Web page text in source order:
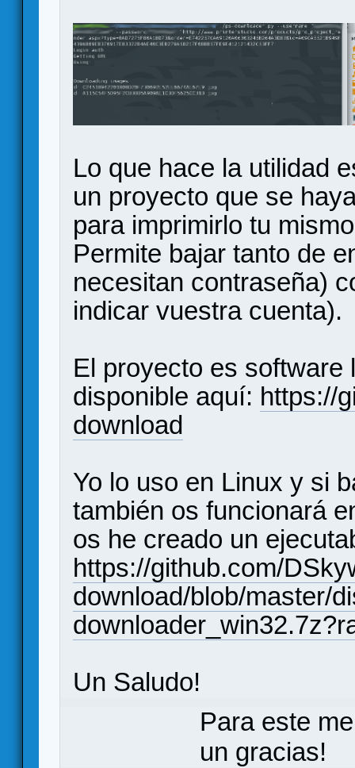
Lo que hace la utilidad
un proyecto que se
para imprimirlo tu
Permite bajar tanto de
necesitan contraseña)
indicar vuestra cuenta).
El proyecto es software
disponible aquí: https://
download
Yo lo uso en Linux y si
también os funcionará
os he creado un
https://github.com/
download/blob/master/
Un Saludo!
Para este
un gracias!